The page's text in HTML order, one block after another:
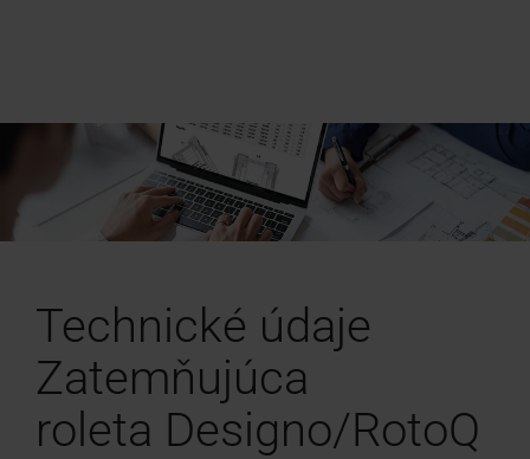
Technické údaje
Zatemňujúca
roleta Designo/RotoQ